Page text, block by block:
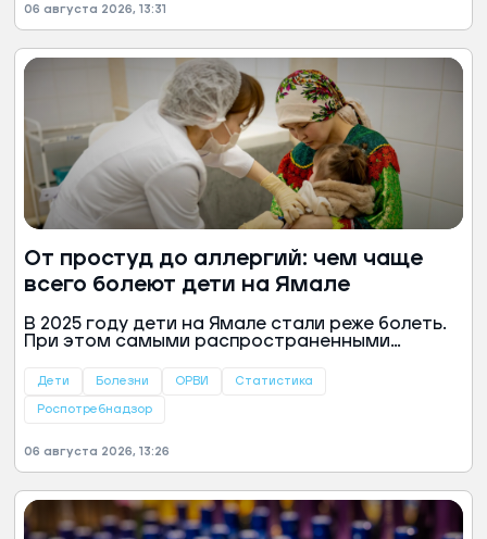
06 августа 2026, 13:31
От простуд до аллергий: чем чаще
всего болеют дети на Ямале
В 2025 году дети на Ямале стали реже болеть.
При этом самыми распространенными
говорится в докладе Роспотребнадзора.
Дети Болезни ОРВИ Статистика
Роспотребнадзор
06 августа 2026, 13:26